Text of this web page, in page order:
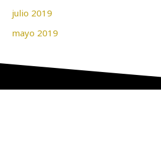
julio 2019
mayo 2019